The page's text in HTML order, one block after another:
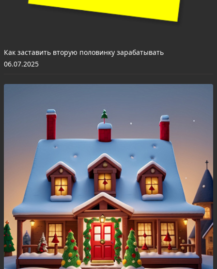
Как заставить вторую половинку зарабатывать
06.07.2025